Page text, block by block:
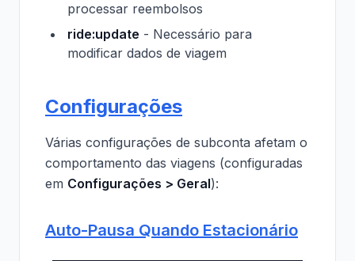
processar reembolsos
ride:update - Necessário para
modificar dados de viagem
Configurações
Várias configurações de subconta afetam o
comportamento das viagens (configuradas
em Configurações > Geral):
Auto-Pausa Quando Estacionário